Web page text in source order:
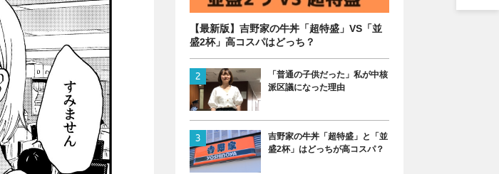
【最新版】吉野家の牛丼「超特盛」VS「並
盛2杯」高コスパはどっち？
「普通の子供だった」私が中核
派区議になった理由
吉野家の牛丼「超特盛」と「並
盛2杯」はどっちが高コスパ？